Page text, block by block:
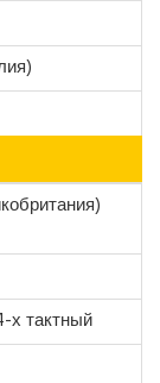
х тактный